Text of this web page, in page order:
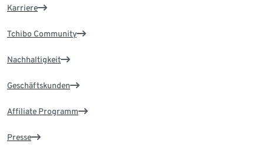
Karriere
Tchibo Community
Nachhaltigkeit
Geschäftskunden
Affiliate Programm
Presse